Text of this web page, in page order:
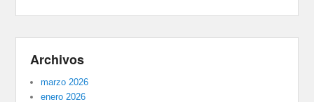
Archivos
marzo 2026
enero 2026